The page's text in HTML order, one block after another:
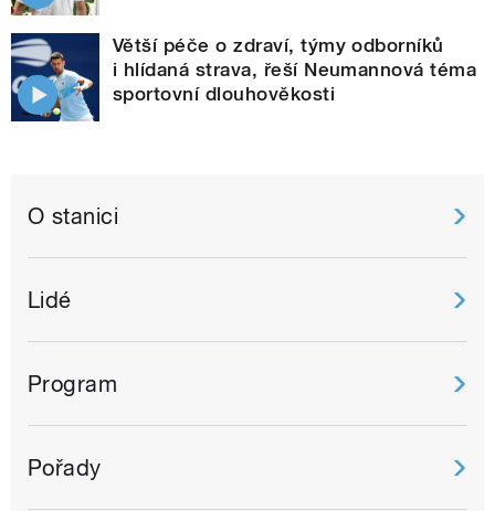
Větší péče o zdraví, týmy odborníků
i hlídaná strava, řeší Neumannová téma
sportovní dlouhověkosti
O stanici
Lidé
Program
Pořady